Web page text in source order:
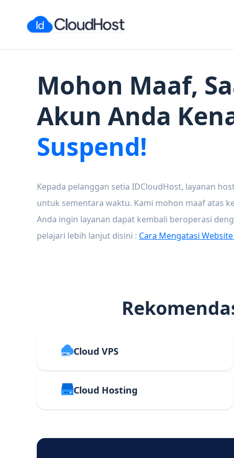
Mohon Maaf,
Akun Anda
Suspend!
Kepada pelanggan setia IDCloudHost, layanan
untuk sementara waktu. Kami mohon maaf atas
Anda ingin layanan dapat kembali beroperasi
pelajari lebih lanjut disini : Cara Mengatasi
Cloud VPS
Cloud Hosting